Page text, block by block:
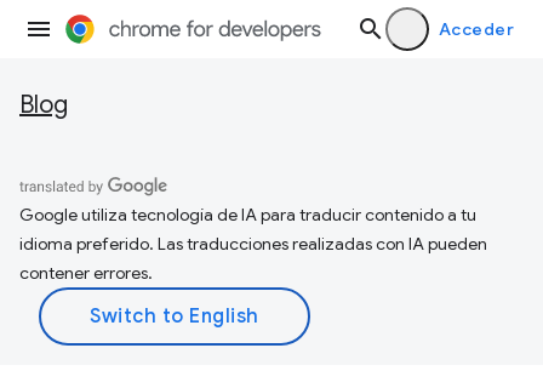
Acceder
Blog
Google utiliza tecnología de IA para traducir contenido a tu
idioma preferido. Las traducciones realizadas con IA pueden
contener errores.